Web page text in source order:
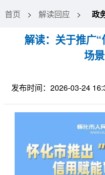
首页 > 解读回应 > 政
解读：关于推广
场
发布时间：2026-03-24